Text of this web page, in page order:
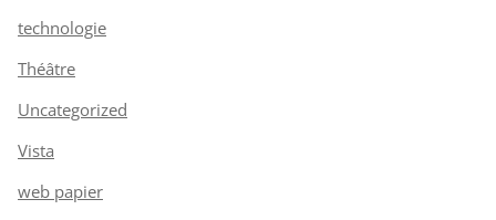
technologie
Théâtre
Uncategorized
Vista
web papier